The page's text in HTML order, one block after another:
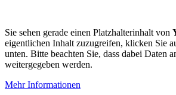
Sie sehen gerade einen Platzhalterinhalt von
eigentlichen Inhalt zuzugreifen, klicken Sie
unten. Bitte beachten Sie, dass dabei Daten
weitergegeben werden.
Mehr Informationen